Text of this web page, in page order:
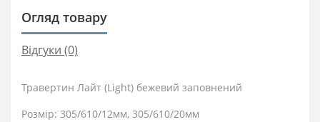
Огляд товару
Відгуки (0)
Травертин Лайт (Light) бежевий заповнений
Розмір: 305/610/12мм, 305/610/20мм